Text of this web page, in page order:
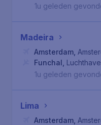
Region, Ninoy
1u geleden
Madeira
Amsterdam
Funchal
1u geleden
Lima
Amsterdam